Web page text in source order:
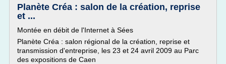
Planète Créa : salon de la création, reprise
et ...
Montée en débit de l'Internet à Sées
Planète Créa : salon régional de la création, reprise et
transmission d'entreprise, les 23 et 24 avril 2009 au Parc
des expositions de Caen